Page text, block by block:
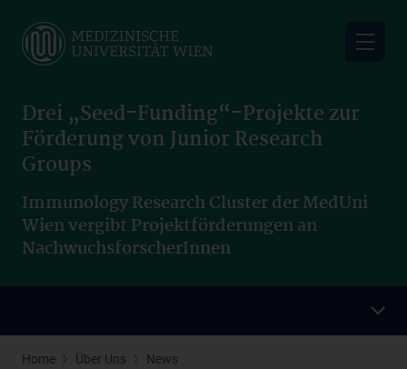
main
Drei „Seed-Funding“-Projekte zur
Förderung von Junior Research
Groups
Immunology Research Cluster der MedUni
Wien vergibt Projektförderungen an
NachwuchsforscherInnen
Home Über Uns
News